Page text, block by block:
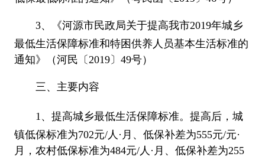
3、《河源市民政局关于提高我市2019年城乡
最低生活保障标准和特困供养人员基本生活标准的
通知》（河民〔2019〕49号）
三、主要内容
1、提高城乡最低生活保障标准。提高后，城
镇低保标准为702元/人·月、低保补差为555元/元·
月，农村低保标准为484元/人·月、低保补差为255